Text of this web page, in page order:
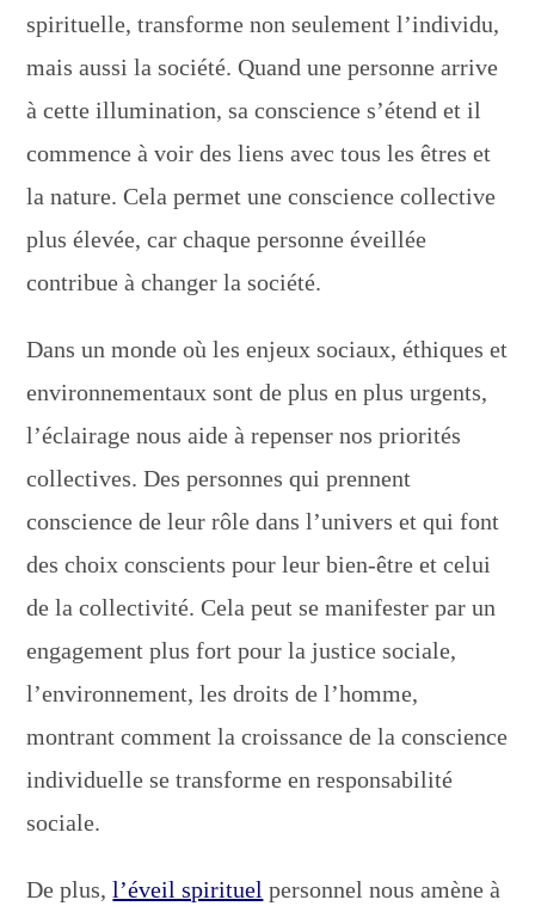
spirituelle, transforme non seulement l’individu,
mais aussi la société. Quand une personne arrive
à cette illumination, sa conscience s’étend et il
commence à voir des liens avec tous les êtres et
la nature. Cela permet une conscience collective
plus élevée, car chaque personne éveillée
contribue à changer la société.
Dans un monde où les enjeux sociaux, éthiques et
environnementaux sont de plus en plus urgents,
l’éclairage nous aide à repenser nos priorités
collectives. Des personnes qui prennent
conscience de leur rôle dans l’univers et qui font
des choix conscients pour leur bien-être et celui
de la collectivité. Cela peut se manifester par un
engagement plus fort pour la justice sociale,
l’environnement, les droits de l’homme,
montrant comment la croissance de la conscience
individuelle se transforme en responsabilité
sociale.
De plus,l’éveil spirituel personnel nous amène à